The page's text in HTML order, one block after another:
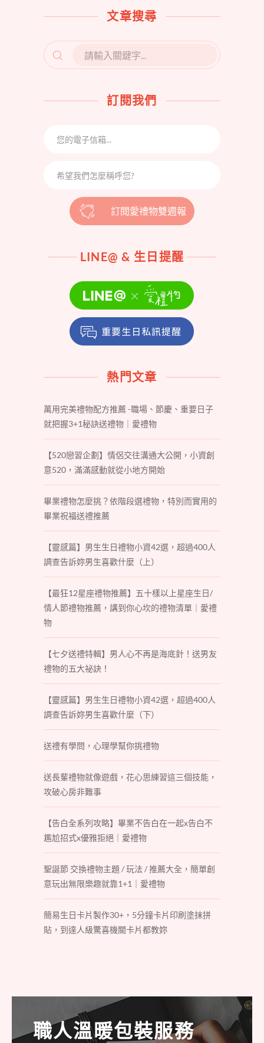
文章搜尋
SEARCH
FOR:
訂閱我們
訂閱愛禮物雙週報
LINE@ & 生日提醒
熱門文章
萬用完美禮物配方推薦 -職場、節慶、重要日子
就把握3+1秘訣送禮物｜愛禮物
【520戀習企劃】情侶交往溝通大公開，小資創
意520，滿滿感動就從小地方開始
畢業禮物怎麼挑？依階段選禮物，特別而實用的
畢業祝福送禮推薦
【靈感篇】男生生日禮物小資42選，超過400人
調查告訴妳男生喜歡什麼（上）
【最狂12星座禮物推薦】五十樣以上星座生日/
情人節禮物推薦，講到你心坎的禮物清單｜愛禮
物
【七夕送禮特輯】男人心不再是海底針！送男友
禮物的五大祕訣！
【靈感篇】男生生日禮物小資42選，超過400人
調查告訴妳男生喜歡什麼（下）
送禮有學問，心理學幫你挑禮物
送長輩禮物就像遊戲，花心思練習這三個技能，
攻破心房非難事
【告白全系列攻略】畢業不告白在一起x告白不
尷尬招式x優雅拒絕｜愛禮物
聖誕節 交換禮物主題 / 玩法 / 推薦大全，簡單創
意玩出無限樂趣就靠1+1｜愛禮物
簡易生日卡片製作30+，5分鐘卡片印刷塗抹拼
貼，到達人級驚喜機關卡片都教妳
職人溫暖包裝服務